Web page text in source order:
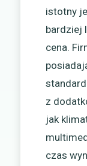
istotny
bardziej
cena.
z
jak
czas